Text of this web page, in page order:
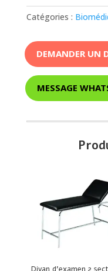
Catégories :
DEMANDER UN
MESSAGE